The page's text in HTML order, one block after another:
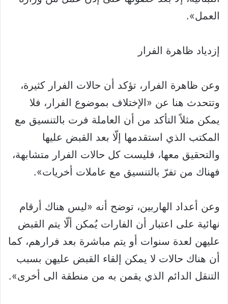
العمل».
إزدياد ظاهرة الفرار
وعن ظاهرة الفرار، تؤكد أن حالات الفرار كثيرة،
وتتحدث هنا عن «الإختلاف بموضوع الفرار، فلا
يمكن مثلاً التأكد من أن العاملة فرت بالتنسيق مع
المكتب الذي استقدمها إلّا بعد القبض عليها
والتحقيق معها، فليست كل حالات الفرار متشابهة،
فهناك من تفرّ بالتنسيق مع عاملات أخريات».
وعن أعداد الهاربين، توضح أنه «ليس هناك أرقام
نهائية على اعتبار أن الفارات يُمكن ألّا يتم القبض
عليهن لعدة سنوات أو يتم مباشرة بعد فرارهم، كما
أن هناك حالات لا يمكن إلقاء القبض عليهن بسبب
التنقل الدائم الذي يقمن به من منطقة الى أخرى».